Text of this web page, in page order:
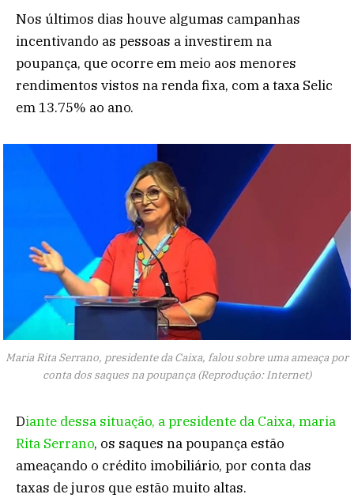
Nos últimos dias houve algumas campanhas
incentivando as pessoas a investirem na
poupança, que ocorre em meio aos menores
rendimentos vistos na renda fixa, com a taxa Selic
em 13.75% ao ano.
Maria Rita Serrano, presidente da Caixa, falou sobre uma ameaça por
conta dos saques na poupança (Reprodução: Internet)
Diante dessa situação, a presidente da Caixa, maria
Rita Serrano, os saques na poupança estão
ameaçando o crédito imobiliário, por conta das
taxas de juros que estão muito altas.